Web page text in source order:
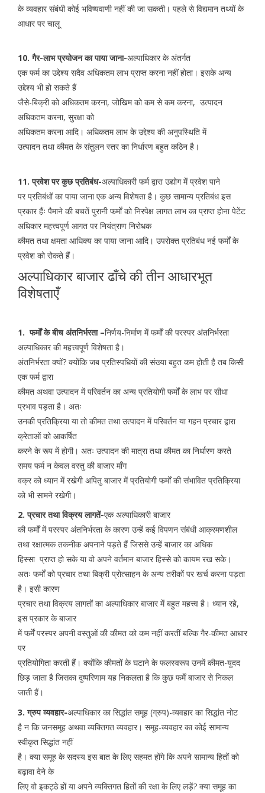
के व्यवहार संबंधी कोई भविष्यवाणी नहीं की जा सकती। पहले से विद्यमान तथ्यों के
आधार पर चालू
10. गैर-लाभ प्रयोजन का पाया जाना-अल्पाधिकार के अंतर्गत
एक फर्म का उद्देश्य सदैव अधिकतम लाभ प्राप्त करना नहीं होता। इसके अन्य
उद्देश्य भी हो सकते हैं
जैसे-बिक्री को अधिकतम करना, जोखिम को कम से कम करना, उत्पादन
अधिकतम करना, सुरक्षा को
अधिकतम करना आदि। अधिकतम लाभ के उद्देश्य की अनुपस्थिति में
उत्पादन तथा कीमत के संतुलन स्तर का निर्धारण बहुत कठिन है।
11. प्रवेश पर कुछ प्रतिबंध-अल्पाधिकारी फर्म द्वारा उद्योग में प्रवेश पाने
पर प्रतिबंधों का पाया जाना एक अन्य विशेषता है। कुछ सामान्य प्रतिबंध इस
प्रकार हैंः पैमाने की बचतें पुरानी फर्मों को निरपेक्ष लागत लाभ का प्राप्त होना पेटेंट
अधिकार महत्त्वपूर्ण आगत पर नियंत्राण निरोधक
कीमत तथा क्षमता आधिक्य का पाया जाना आदि। उपरोक्त प्रतिबंध नई फर्मों के
प्रवेश को रोकते हैं।
अल्पाधिकार बाजार ढाँचे की तीन आधारभूत
विशेषताएँ
1. फर्मों के बीच अंतनिर्भरता –निर्णय-निर्माण में फर्मों की परस्पर अंतनिर्भरता
अल्पाधिकार की महत्त्वपूर्ण विशेषता है।
अंतनिर्भरता क्यों? क्योंकि जब प्रतिस्पधियों की संख्या बहुत कम होती है तब किसी
एक फर्म द्वारा
कीमत अथवा उत्पादन में परिवर्तन का अन्य प्रतियोगी फर्मों के लाभ पर सीधा
प्रभाव पड़ता है। अतः
उनकी प्रतिक्रिया या तो कीमत तथा उत्पादन में परिवर्तन या गहन प्रचार द्वारा
क्रेताओं को आकर्षित
करने के रूप में होगी। अतः उत्पादन की मात्रा तथा कीमत का निर्धारण करते
समय फर्म न केवल वस्तु की बाजार माँग
वक्र को ध्यान में रखेगी अपितु बाजार में प्रतियोगी फर्मों की संभावित प्रतिक्रिया
को भी सामने रखेगी।
2. प्रचार तथा विक्रय लागतें-एक अल्पाधिकारी बाजार
की फर्मों में परस्पर अंतनिर्भरता के कारण उन्हें कई विपणन संबंधी आक्रमणशील
तथा रक्षात्मक तकनीक अपनाने पड़ते हैं जिससे उन्हें बाजार का अधिक
हिस्सा प्राप्त हो सके या वो अपने वर्तमान बाजार हिस्से को कायम रख सके।
अतः फर्मों को प्रचार तथा बिक्री प्रोत्साहन के अन्य तरीकों पर खर्च करना पड़ता
है। इसी कारण
प्रचार तथा विक्रय लागतों का अल्पाधिकार बाजार में बहुत महत्त्व है। ध्यान रहे,
इस प्रकार के बाजार
में फर्में परस्पर अपनी वस्तुओं की कीमत को कम नहीं करतीं बल्कि गैर-कीमत आधार
पर
प्रतियोगिता करती हैं। क्योंकि कीमतों के घटाने के फलस्वरूप उनमें कीमत-युदद
छिड़ जाता है जिसका दुष्परिणाम यह निकलता है कि कुछ फर्में बाजार से निकल
जाती हैं।
3. ग्रुप व्यवहार-अल्पाधिकार का सिद्धांत समूह (ग्रुप)-व्यवहार का सिद्धांत नोट
है न कि जनसमूह अथवा व्यक्तिगत व्यवहार। समूह-व्यवहार का कोई सामान्य
स्वीकृत सिद्धांत नहीं
है। क्या समूह के सदस्य इस बात के लिए सहमत होंगे कि अपने सामान्य हितों को
बढ़ावा देने के
लिए वो इकट्ठे हों या अपने व्यक्तिगत हितों की रक्षा के लिए लड़ें? क्या समूह का